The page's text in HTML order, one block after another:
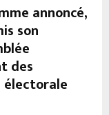
annoncé,
son
des
électorale